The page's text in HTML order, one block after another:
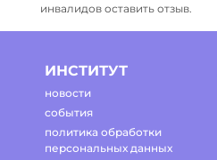
инвалидов оставить отзыв.
ИНСТИТУТ
новости
события
политика обработки
персональных данных